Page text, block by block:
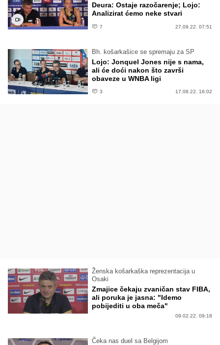
Deura: Ostaje razočarenje; Lojo:
Analizirat ćemo neke stvari
7 27.09.22. 07:51
Bh. košarkašice se spremaju za SP
Lojo: Jonquel Jones nije s nama,
ali će doći nakon što završi
obaveze u WNBA ligi
3 17.08.22. 16:02
Ženska košarkaška reprezentacija u
Osaki
Zmajice čekaju zvaničan stav FIBA,
ali poruka je jasna: "Idemo
pobijediti u oba meča"
09.02.22. 09:18
Čeka nas duel sa Belgijom